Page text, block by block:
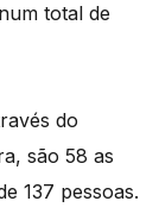
total de
do
são 58 as
137 pessoas.